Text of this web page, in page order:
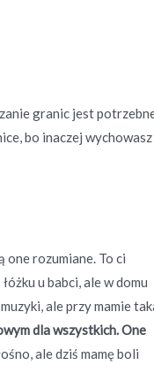
granic jest
bo inaczej wychowasz
one rozumiane. To ci
u babci, ale w domu
ale przy mamie
dla wszystkich. One
ale dziś mamę boli